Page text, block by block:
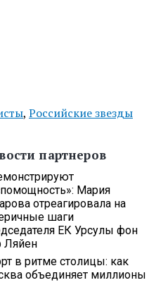
, Российские звезды
партнеров
Мария
отреагировала на
шаги
ЕК Урсулы фон
Ляйен
в ритме столицы: как
объединяет миллионы